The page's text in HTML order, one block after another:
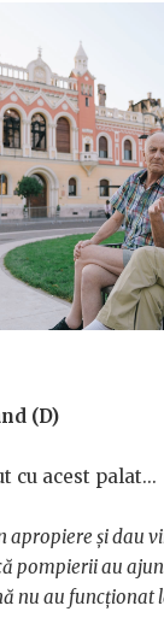
(D)
cu acest palat...
apropiere și dau
pompierii au
nu au funcționat